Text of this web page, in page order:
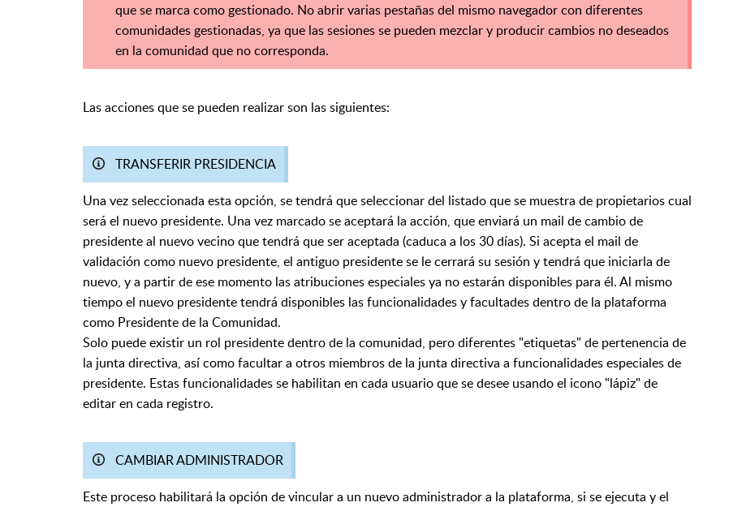
que se marca como gestionado. No abrir varias pestañas del mismo navegador con diferentes
comunidades gestionadas, ya que las sesiones se pueden mezclar y producir cambios no deseados
en la comunidad que no corresponda.
Las acciones que se pueden realizar son las siguientes:
TRANSFERIR PRESIDENCIA
Una vez seleccionada esta opción, se tendrá que seleccionar del listado que se muestra de propietarios cual
será el nuevo presidente. Una vez marcado se aceptará la acción, que enviará un mail de cambio de
presidente al nuevo vecino que tendrá que ser aceptada (caduca a los 30 días). Si acepta el mail de
validación como nuevo presidente, el antiguo presidente se le cerrará su sesión y tendrá que iniciarla de
nuevo, y a partir de ese momento las atribuciones especiales ya no estarán disponibles para él. Al mismo
tiempo el nuevo presidente tendrá disponibles las funcionalidades y facultades dentro de la plataforma
como Presidente de la Comunidad.
Solo puede existir un rol presidente dentro de la comunidad, pero diferentes "etiquetas" de pertenencia de
la junta directiva, así como facultar a otros miembros de la junta directiva a funcionalidades especiales de
presidente. Estas funcionalidades se habilitan en cada usuario que se desee usando el icono "lápiz" de
editar en cada registro.
CAMBIAR ADMINISTRADOR
Este proceso habilitará la opción de vincular a un nuevo administrador a la plataforma, si se ejecuta y el